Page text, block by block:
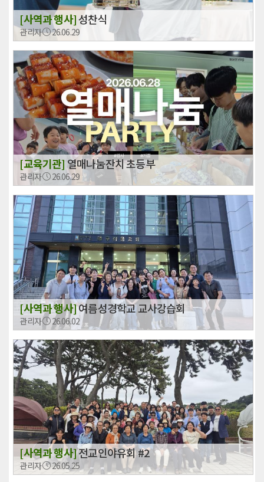
[사역과 행사]성찬식
관리자 26.06.29
[교육기관] 열매나눔잔치 초등부
관리자 26.06.29
[사역과 행사]여름성경학교 교사강습회
관리자 26.06.02
[사역과 행사]전교인야유회 #2
관리자 26.05.25